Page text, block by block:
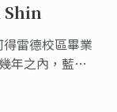
Shin
雷德校區畢業
年之內，藍帶
學院的商業